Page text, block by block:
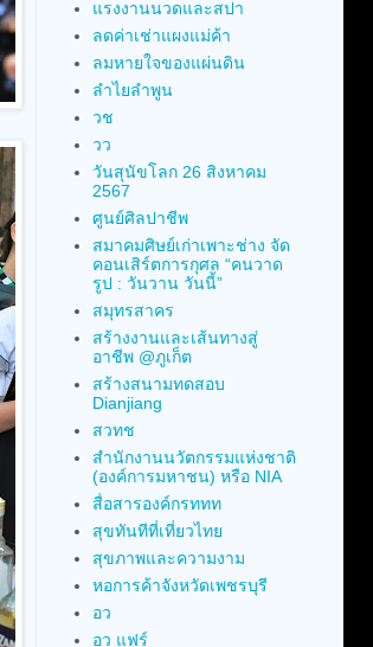
แรงงานนวดและสปา
ลดค่าเช่าแผงแม่ค้า
ลมหายใจของแผ่นดิน
ลำไยลำพูน
วช
วว
วันสุนัขโลก 26 สิงหาคม
2567
ศูนย์ศิลปาชีพ
สมาคมศิษย์เก่าเพาะช่าง จัด
คอนเสิร์ตการกุศล “คนวาด
รูป : วันวาน วันนี้”
สมุทรสาคร
สร้างงานและเส้นทางสู่
อาชีพ @ภูเก็ต
สร้างสนามทดสอบ
Dianjiang
สวทช
สำนักงานนวัตกรรมแห่งชาติ
(องค์การมหาชน) หรือ NIA
สื่อสารองค์กรททท
สุขทันทีที่เที่ยวไทย
สุขภาพและความงาม
หอการค้าจังหวัดเพชรบุรี
อว
อว แฟร์